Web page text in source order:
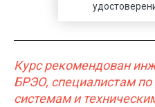
Курс рекомендован и
БРЭО, специалистам
системам и